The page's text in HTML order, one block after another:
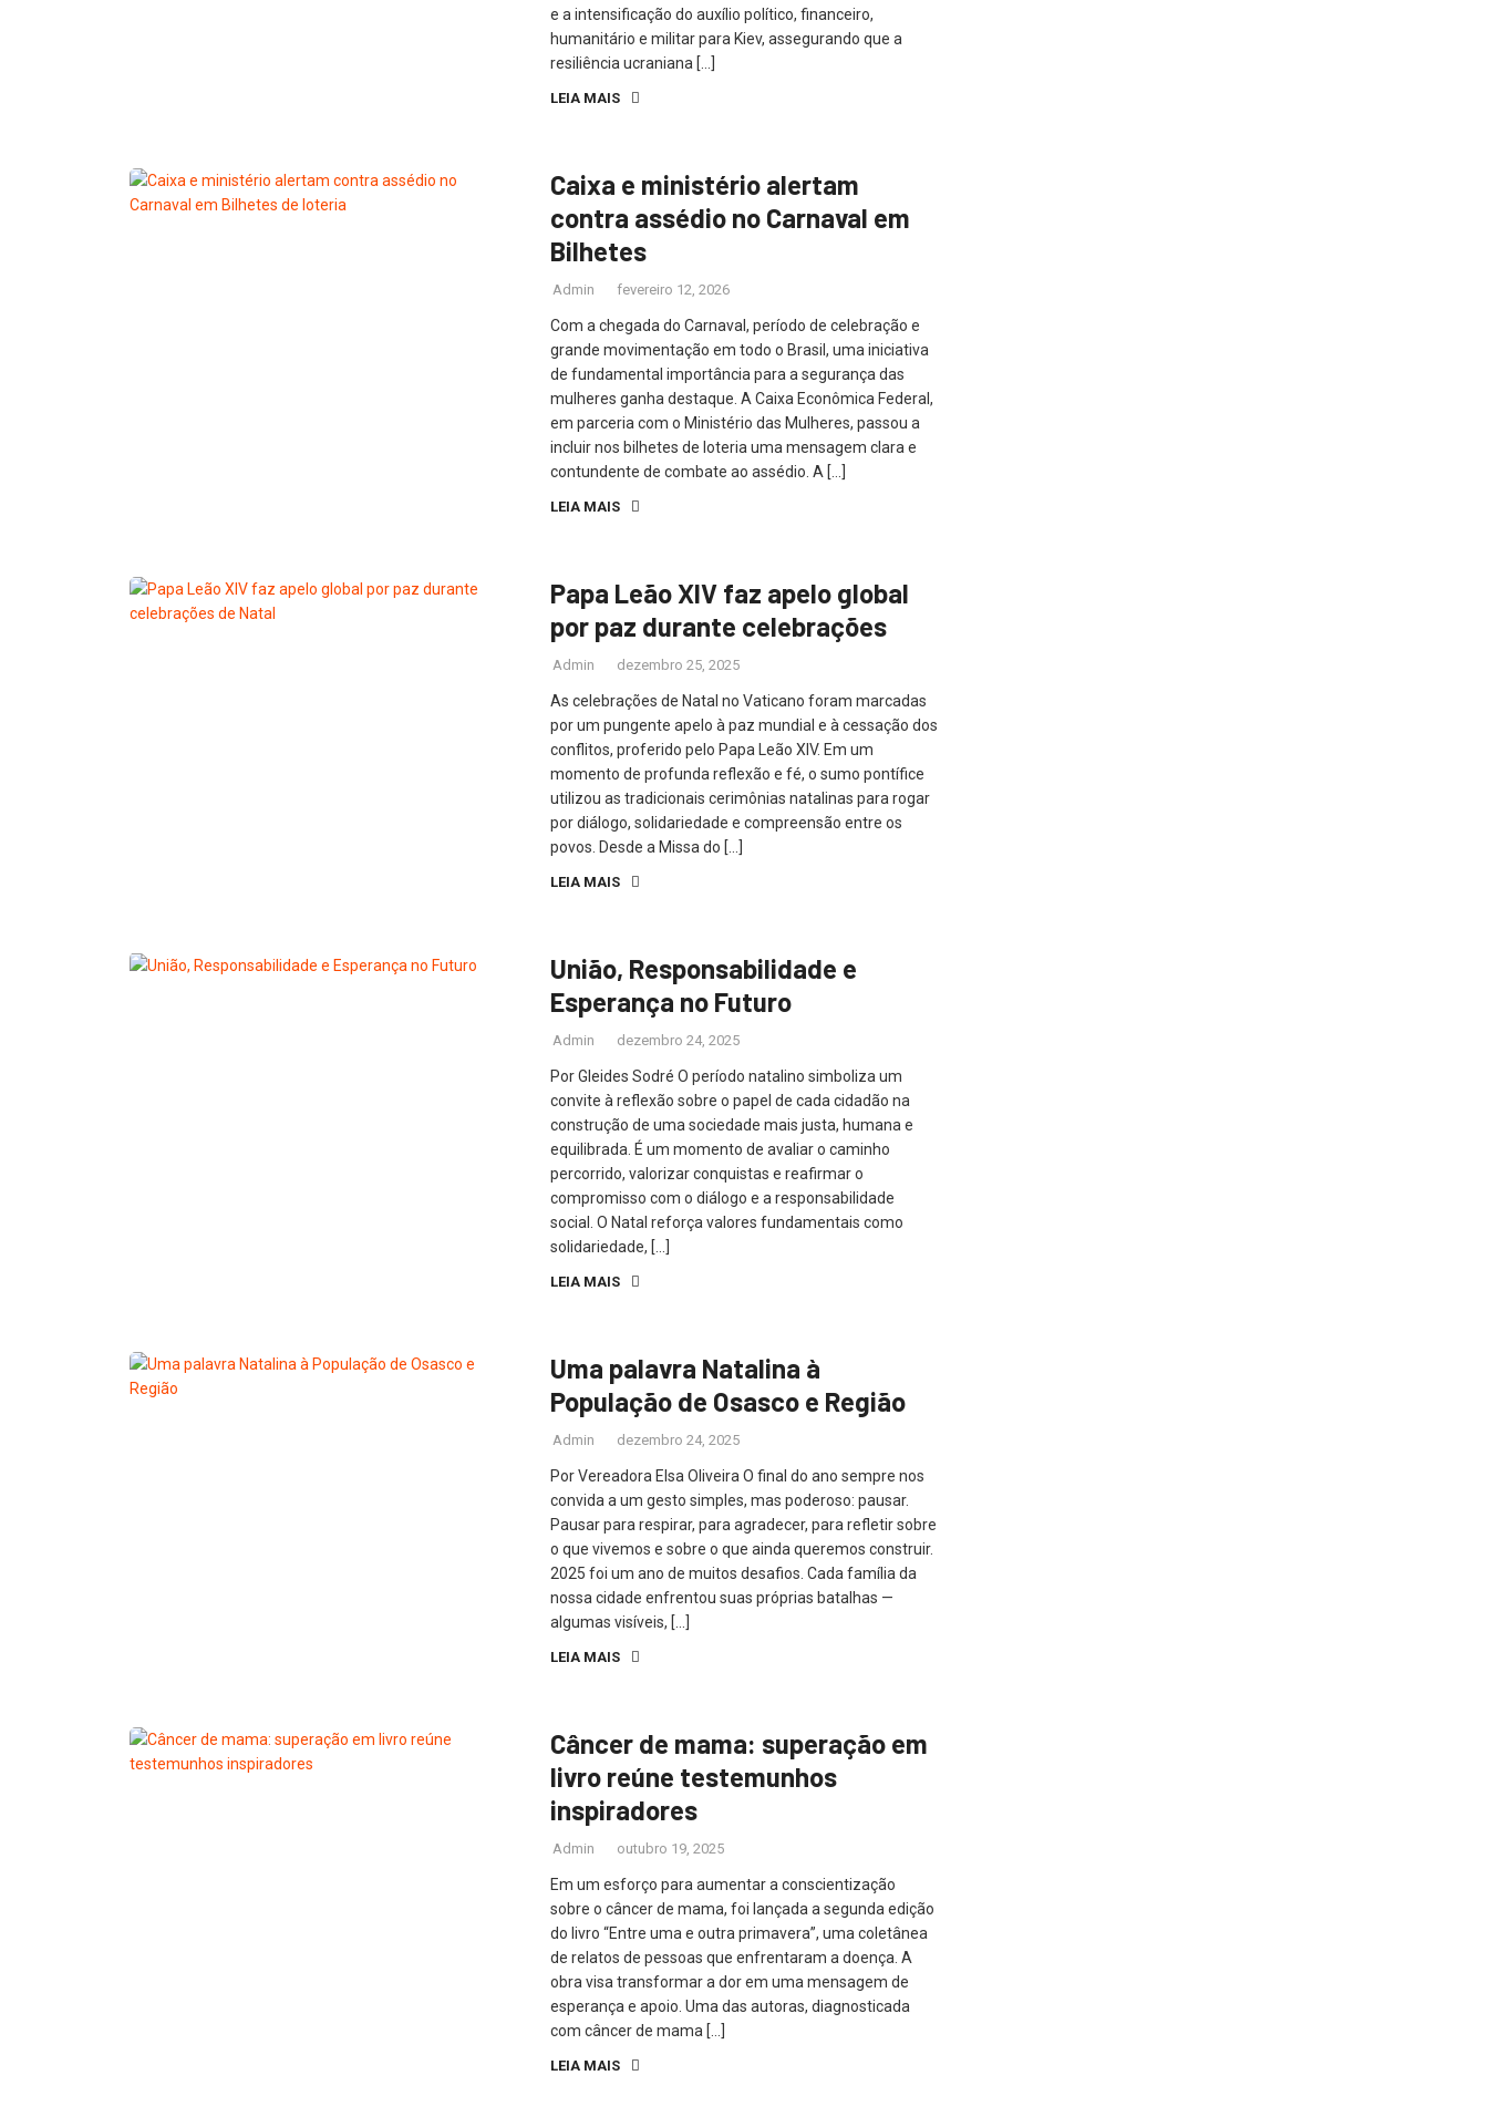
e a intensificação do auxílio político, financeiro,
humanitário e militar para Kiev, assegurando que a
resiliência ucraniana […]
LEIA MAIS
Caixa e ministério alertam
contra assédio no Carnaval em
Bilhetes
Admin fevereiro 12, 2026
Com a chegada do Carnaval, período de celebração e
grande movimentação em todo o Brasil, uma iniciativa
de fundamental importância para a segurança das
mulheres ganha destaque. A Caixa Econômica Federal,
em parceria com o Ministério das Mulheres, passou a
incluir nos bilhetes de loteria uma mensagem clara e
contundente de combate ao assédio. A […]
LEIA MAIS
Papa Leão XIV faz apelo global
por paz durante celebrações
Admin dezembro 25, 2025
As celebrações de Natal no Vaticano foram marcadas
por um pungente apelo à paz mundial e à cessação dos
conflitos, proferido pelo Papa Leão XIV. Em um
momento de profunda reflexão e fé, o sumo pontífice
utilizou as tradicionais cerimônias natalinas para rogar
por diálogo, solidariedade e compreensão entre os
povos. Desde a Missa do […]
LEIA MAIS
União, Responsabilidade e
Esperança no Futuro
Admin dezembro 24, 2025
Por Gleides Sodré O período natalino simboliza um
convite à reflexão sobre o papel de cada cidadão na
construção de uma sociedade mais justa, humana e
equilibrada. É um momento de avaliar o caminho
percorrido, valorizar conquistas e reafirmar o
compromisso com o diálogo e a responsabilidade
social. O Natal reforça valores fundamentais como
solidariedade, […]
LEIA MAIS
Uma palavra Natalina à
População de Osasco e Região
Admin dezembro 24, 2025
Por Vereadora Elsa Oliveira O final do ano sempre nos
convida a um gesto simples, mas poderoso: pausar.
Pausar para respirar, para agradecer, para refletir sobre
o que vivemos e sobre o que ainda queremos construir.
2025 foi um ano de muitos desafios. Cada família da
nossa cidade enfrentou suas próprias batalhas —
algumas visíveis, […]
LEIA MAIS
Câncer de mama: superação em
livro reúne testemunhos
inspiradores
Admin outubro 19, 2025
Em um esforço para aumentar a conscientização
sobre o câncer de mama, foi lançada a segunda edição
do livro “Entre uma e outra primavera”, uma coletânea
de relatos de pessoas que enfrentaram a doença. A
obra visa transformar a dor em uma mensagem de
esperança e apoio. Uma das autoras, diagnosticada
com câncer de mama […]
LEIA MAIS